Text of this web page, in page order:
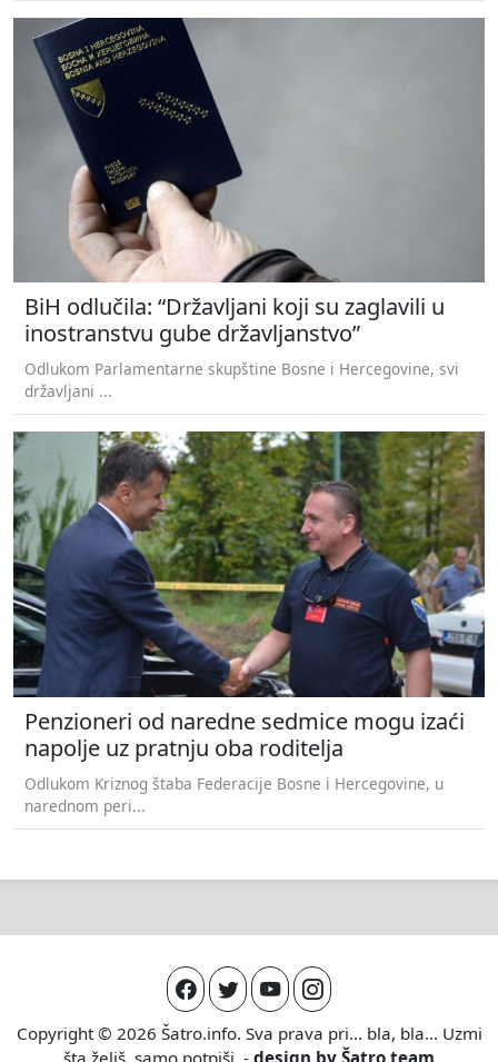
BiH odlučila: “Državljani koji su zaglavili u
inostranstvu gube državljanstvo”
Odlukom Parlamentarne skupštine Bosne i Hercegovine, svi
državljani ...
Penzioneri od naredne sedmice mogu izaći
napolje uz pratnju oba roditelja
Odlukom Kriznog štaba Federacije Bosne i Hercegovine, u
narednom peri...
Copyright © 2026 Šatro.info. Sva prava pri... bla, bla... Uzmi
šta želiš, samo potpiši. - design by Šatro team